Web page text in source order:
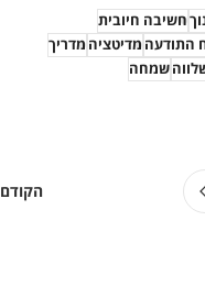
חשיבה חיובית
התודעהמדיטציהמדריך
שמחה
הקודם